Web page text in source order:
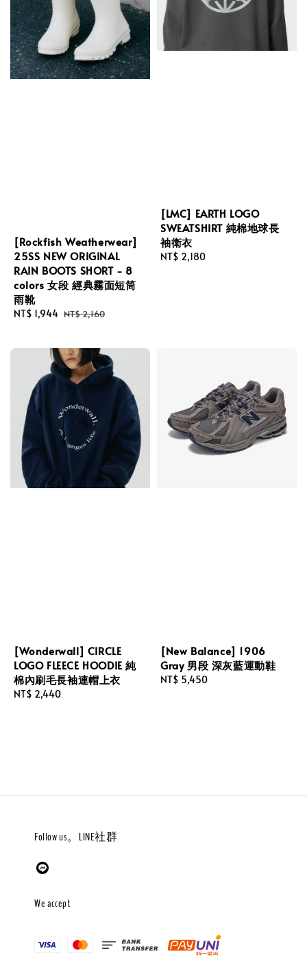
[Rockfish Weatherwear]
25SS NEW ORIGINAL
RAIN BOOTS SHORT - 8
colors 女段 經典霧面短筒
雨靴
Sale
NT$ 1,944 Regular
NT$ 2,160
[LMC] EARTH LOGO
SWEATSHIRT 純棉地球長
袖衛衣
Regular
NT$ 2,180
[Wonderwall] CIRCLE
LOGO FLEECE HOODIE 純
棉內刷毛長袖連帽上衣
Regular
NT$ 2,440
[New Balance] 1906
Gray 男段 深灰藍運動鞋
Regular
NT$ 5,450
Follow us。LINE社群
We accept